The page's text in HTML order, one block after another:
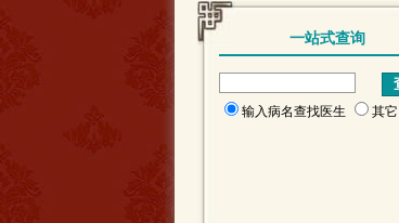
一站式查询
输入病名查找医生 其它